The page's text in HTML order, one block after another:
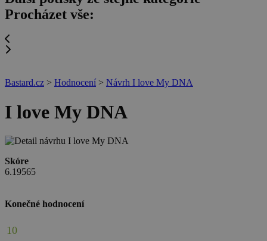
Procházet vše:
Bastard.cz > Hodnocení > Návrh I love My DNA
I love My DNA
Skóre
6.19565
Konečné hodnocení
10